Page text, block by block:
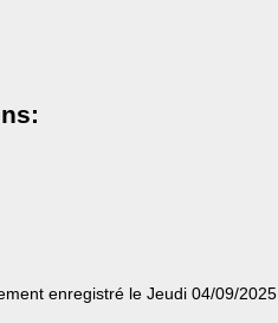
enregistré le Jeudi 04/09/2025